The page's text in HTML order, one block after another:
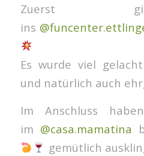
Zuerst
ins
Es wurde viel gelacht
und natürlich auch
Im Anschluss
im @casa.mamatina
gemütlich